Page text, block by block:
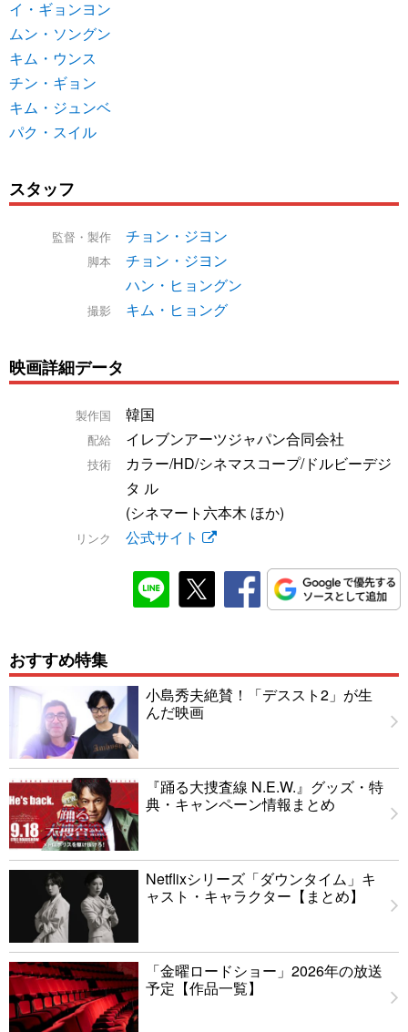
イ・ギョンヨン
ムン・ソングン
キム・ウンス
チン・ギョン
キム・ジュンベ
パク・スイル
スタッフ
監督・製作 チョン・ジヨン
脚本
チョン・ジヨン
ハン・ヒョングン
撮影 キム・ヒョング
映画詳細データ
製作国 韓国
配給 イレブンアーツジャパン合同会社
技術
カラー/HD/シネマスコープ/ドルビーデジ
タ ル
(シネマート六本木 ほか)
リンク 公式サイト
おすすめ特集
小島秀夫絶賛！「デススト2」が生
んだ映画
『踊る大捜査線 N.E.W.』グッズ・特
典・キャンペーン情報まとめ
Netflixシリーズ「ダウンタイム」キ
ャスト・キャラクター【まとめ】
「金曜ロードショー」2026年の放送
予定【作品一覧】